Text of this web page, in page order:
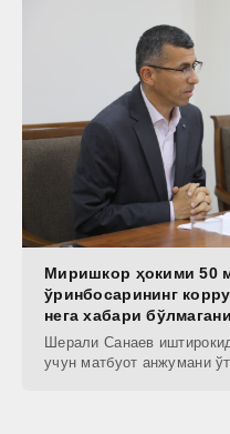
Миришкор ҳокими 50
ўринбосарининг
нега хабари
Шерали Санаев
учун матбуот анжумани